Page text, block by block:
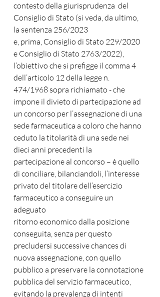
contesto della giurisprudenza  del
Consiglio di Stato (si veda, da ultimo,
la sentenza 256/2023
e, prima, Consiglio di Stato 229/2020
e Consiglio di Stato 2763/2022),
l’obiettivo che si prefigge il comma 4
dell’articolo 12 della legge n.
474/1968 sopra richiamato - che
impone il divieto di partecipazione ad
un concorso per l’assegnazione di una
sede farmaceutica a coloro che hanno
ceduto la titolarità di una sede nei
dieci anni precedenti la
partecipazione al concorso – è quello
di conciliare, bilanciandoli, l’interesse
privato del titolare dell’esercizio
farmaceutico a conseguire un
adeguato
ritorno economico dalla posizione
conseguita, senza per questo
precludersi successive chances di
nuova assegnazione, con quello
pubblico a preservare la connotazione
pubblica del servizio farmaceutico,
evitando la prevalenza di intenti